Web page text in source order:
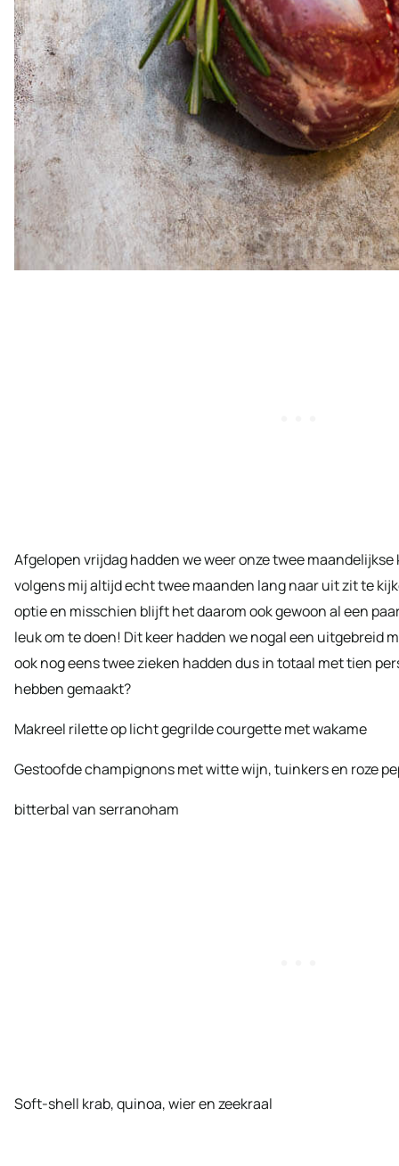
Afgelopen vrijdag hadden we weer onze twee
volgens mij altijd echt twee maanden lang naar uit zit te
optie en misschien blijft het daarom ook gewoon al een
leuk om te doen! Dit keer hadden we nogal een uitgebreid
ook nog eens twee zieken hadden dus in totaal met tien
hebben gemaakt?
Makreel rilette op licht gegrilde courgette met wakame
Gestoofde champignons met witte wijn, tuinkers en roze
bitterbal van serranoham
Soft-shell krab, quinoa, wier en zeekraal